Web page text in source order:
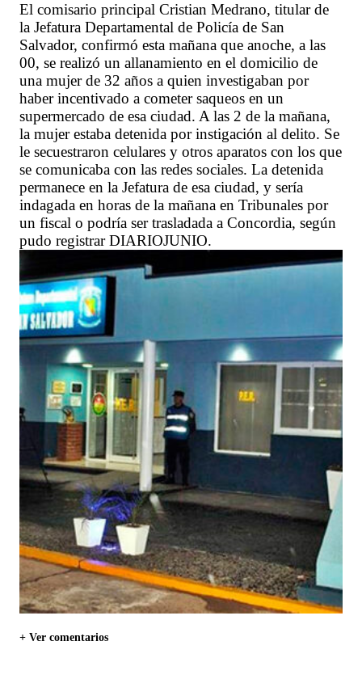
El comisario principal Cristian Medrano, titular de
la Jefatura Departamental de Policía de San
Salvador, confirmó esta mañana que anoche, a las
00, se realizó un allanamiento en el domicilio de
una mujer de 32 años a quien investigaban por
haber incentivado a cometer saqueos en un
supermercado de esa ciudad. A las 2 de la mañana,
la mujer estaba detenida por instigación al delito. Se
le secuestraron celulares y otros aparatos con los que
se comunicaba con las redes sociales. La detenida
permanece en la Jefatura de esa ciudad, y sería
indagada en horas de la mañana en Tribunales por
un fiscal o podría ser trasladada a Concordia, según
pudo registrar DIARIOJUNIO.
+ Ver comentarios